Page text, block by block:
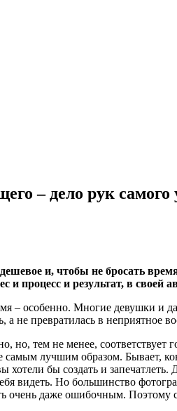
– дело рук
и, чтобы не бросать
процесс и результат, в
– особенно. Многие девушки и
а не превратилась в неприятное
но, тем не менее,
самым лучшим образом. Бывает,
бы создать и
видеть. Но большинство
очень даже ошибочным.